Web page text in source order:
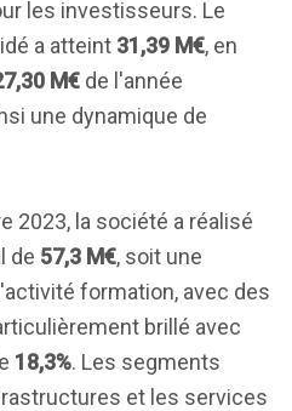
les investisseurs. Le
a atteint 31,39 M€, en
M€ de l'année
une dynamique de
2023, la société a réalisé
de 57,3 M€, soit une
formation, avec des
brillé avec
18,3%. Les segments
et les services